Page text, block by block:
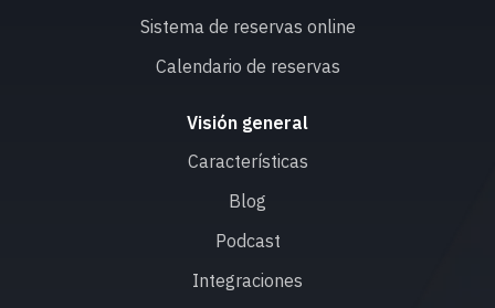
Sistema de reservas online
Calendario de reservas
Visión general
Características
Blog
Podcast
Integraciones